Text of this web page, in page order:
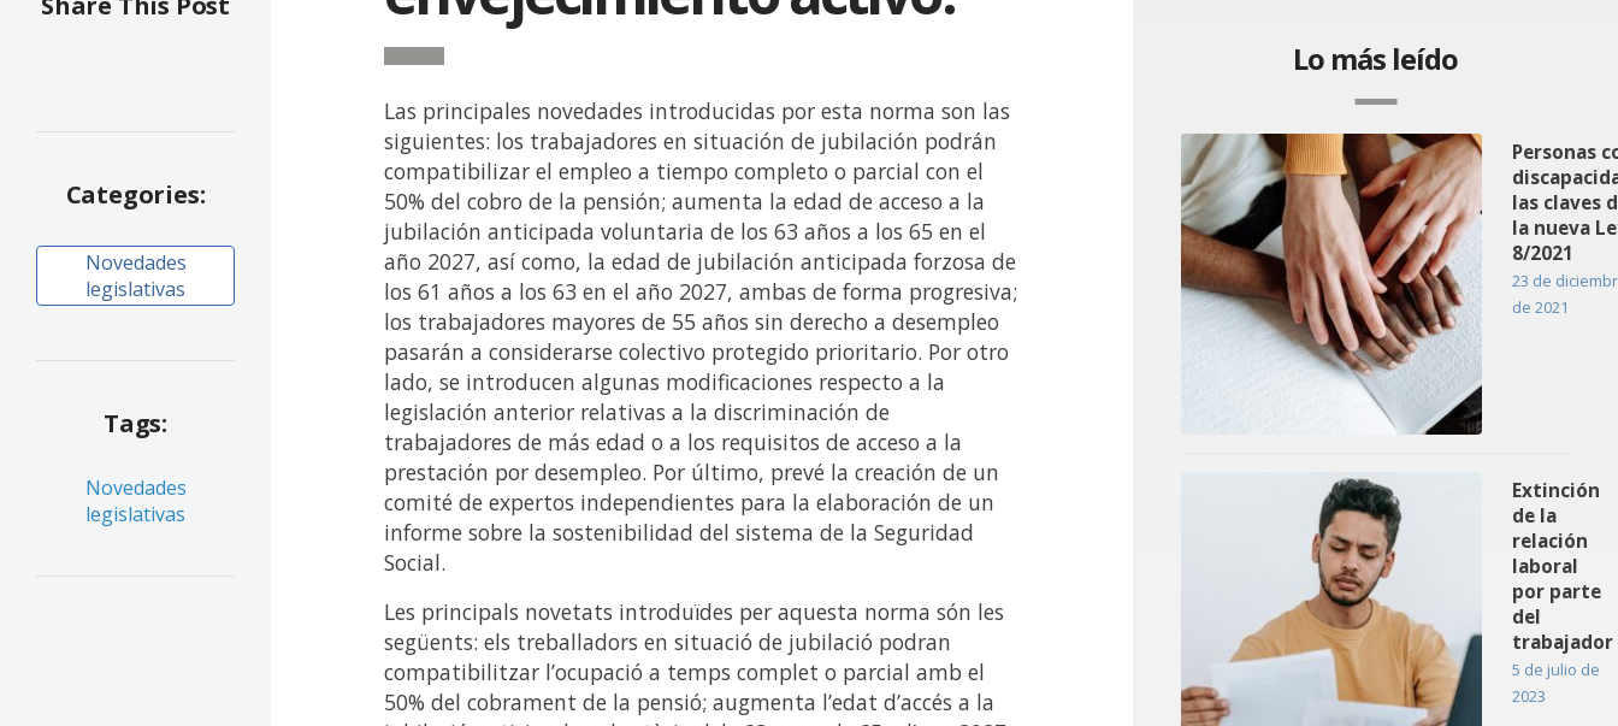
Categories:
Novedades
legislativas
Tags:
Novedades
legislativas
Las principales novedades introducidas por esta norma son las
siguientes: los trabajadores en situación de jubilación podrán
compatibilizar el empleo a tiempo completo o parcial con el
50% del cobro de la pensión; aumenta la edad de acceso a la
jubilación anticipada voluntaria de los 63 años a los 65 en el
año 2027, así como, la edad de jubilación anticipada forzosa de
los 61 años a los 63 en el año 2027, ambas de forma progresiva;
los trabajadores mayores de 55 años sin derecho a desempleo
pasarán a considerarse colectivo protegido prioritario. Por otro
lado, se introducen algunas modificaciones respecto a la
legislación anterior relativas a la discriminación de
trabajadores de más edad o a los requisitos de acceso a la
prestación por desempleo. Por último, prevé la creación de un
comité de expertos independientes para la elaboración de un
informe sobre la sostenibilidad del sistema de la Seguridad
Social.
Les principals novetats introduïdes per aquesta norma són les
següents: els treballadors en situació de jubilació podran
compatibilitzar l’ocupació a temps complet o parcial amb el
50% del cobrament de la pensió; augmenta l’edat d’accés a la
Lo más leído
Personas
las claves
la nueva
8/2021
23 de
de 2021
Extinción
de la
relación
laboral
por parte
del
trabajador
5 de julio de
2023